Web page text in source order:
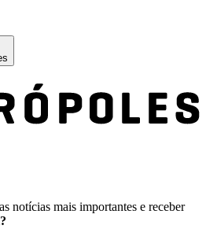
notícias mais importantes e receber